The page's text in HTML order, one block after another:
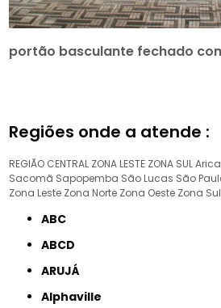
portão basculante fechado
Regiões onde a atende :
REGIÃO CENTRAL ZONA LESTE ZONA SUL
Sacomã Sapopemba São Lucas São
Zona Leste Zona Norte Zona Oeste Zona Sul
ABC
ABCD
ARUJÁ
Alphaville